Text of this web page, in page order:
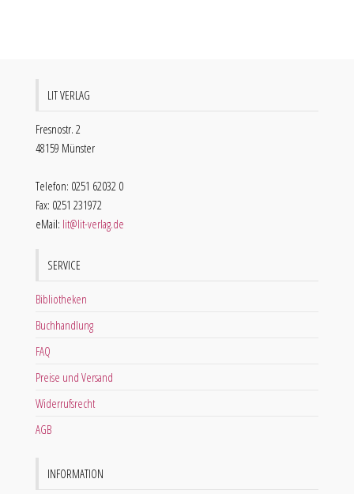
LIT VERLAG
Fresnostr. 2
48159 Münster
Telefon: 0251 62032 0
Fax: 0251 231972
eMail: lit@lit-verlag.de
SERVICE
Bibliotheken
Buchhandlung
FAQ
Preise und Versand
Widerrufsrecht
AGB
INFORMATION